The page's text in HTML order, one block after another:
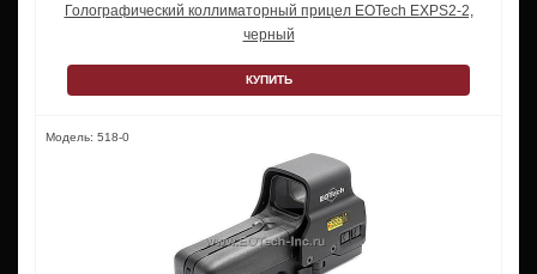
Голографический коллиматорный прицел EOTech EXPS2-2,
черный
КУПИТЬ
Модель: 518-0